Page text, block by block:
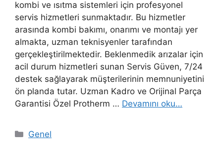
kombi ve ısıtma sistemleri için profesyonel
servis hizmetleri sunmaktadır. Bu hizmetler
arasında kombi bakımı, onarımı ve montajı yer
almakta, uzman teknisyenler tarafından
gerçekleştirilmektedir. Beklenmedik arızalar için
acil durum hizmetleri sunan Servis Güven, 7/24
destek sağlayarak müşterilerinin memnuniyetini
ön planda tutar. Uzman Kadro ve Orijinal Parça
Garantisi Özel Protherm … Devamını oku…
Kategoriler
Genel